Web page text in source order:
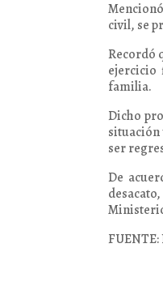
civil, se
Recordó
ejercicio
familia.
Dicho
situación
ser
De